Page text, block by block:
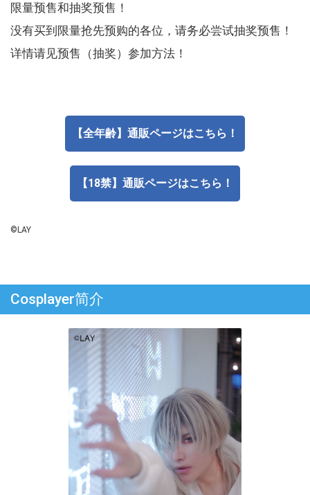
限量预售和抽奖预售！
没有买到限量抢先预购的各位，请务必尝试抽奖预售！
详情请见预售（抽奖）参加方法！
【全年齢】通販ページはこちら！
【18禁】通販ページはこちら！
©LAY
Cosplayer简介